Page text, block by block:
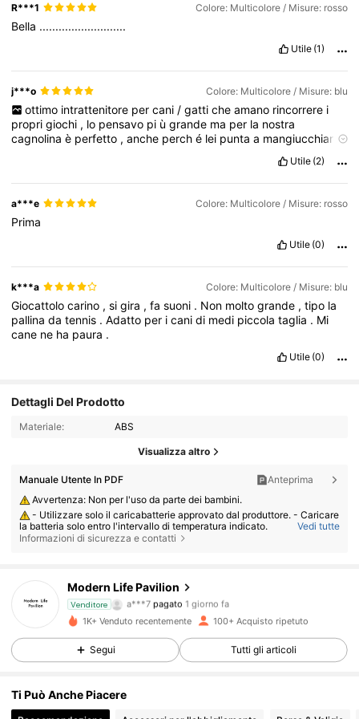
R***1 Colore: Multicolore / Misure: rosso
Bella ...........................
Utile (1)
j***o Colore: Multicolore / Misure: blu
ottimo intrattenitore per cani / gatti che amano rincorrere i
proprigiochi , lo pensavo pi ùgrande ma per la nostra
cagnolinaè perfetto ,anche perché lei puntaa mangiucchiare
Utile (2)
a***e Colore: Multicolore / Misure: rosso
Prima
Utile (0)
k***a Colore: Multicolore / Misure: blu
Giocattolocarino ,sigira ,fasuoni . Non moltogrande ,tipo la
pallinadatennis .Adatto per icanidi medi piccolataglia . Mi
cane ne ha paura .
Utile (0)
Dettagli Del Prodotto
Materiale: ABS
Visualizza altro
Manuale Utente In PDF
Anteprima
Avvertenza: Non per l'uso da parte dei bambini.
- Utilizzare solo il caricabatterie approvato dal produttore. - Caricare
la batteria solo entro l'intervallo di temperatura indicato.
- Sostituire la batteria con una di tipo errato può provocare incendi o
vocare un'esplosione o la fuoriuscita di liquidi o gas infiammabili.
Vedi tutte
Informazioni di sicurezza e contatti
Modern Life Pavilion
Venditore
4.73
27 Follower
a***7 pagato 1 giorno fa
1K+ Venduto recentemente 100+ Acquisto ripetuto
Segui Tutti gli articoli
Ti Può Anche Piacere